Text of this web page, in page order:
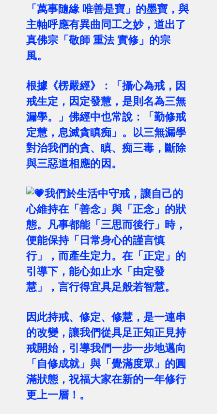
「萬事隨緣 唯善是寶」的墨寶，與
主軸呼應有異曲同工之妙，道出了
真佛宗「敬師 重法 實修」的宗
風。
根據《楞嚴經》：「攝心為戒，因
戒生定，因定發慧，是則名為三無
漏學。」佛經中也常說：「勤修戒
定慧，息滅貪瞋痴」。以三無漏學
對治我們的貪、瞋、痴三毒，斷除
與三惡道相應的因。
我們於生活中守戒，讓自己的
心維持在「善念」與「正念」的狀
態。凡事都能「三思而後行」時，
便能保持「日常身心的謹言慎
行」，而產生定力。在「正定」的
引導下，能心如止水「由定發
慧」，言行得宜具足般若智慧。
因此持戒、修定、修慧，是一連串
的改變，讓我們從具足正知正見持
戒開始，引導我們一步一步地邁向
「自修成就」與「覺滿度眾」的圓
滿狀態，祝福大家在新的一年修行
更上一層！。